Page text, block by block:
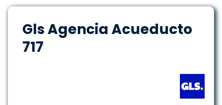
Gls Agencia Acueducto
717